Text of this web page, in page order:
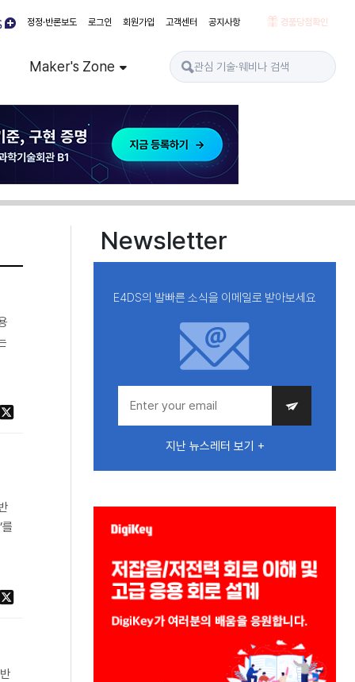
정정·반론보도 로그인 회원가입 고객센터 공지사항 경품당첨확인
Maker's Zone
Newsletter
E4DS의 발빠른 소식을 이메일로 받아보세요
지난 뉴스레터 보기 +